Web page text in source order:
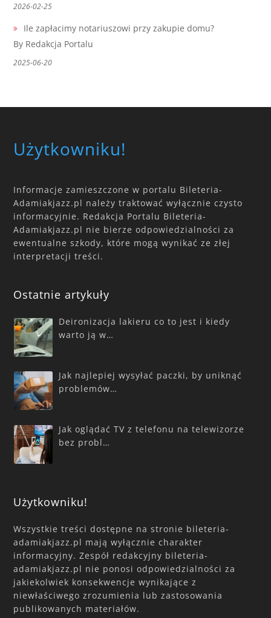
2026-02-25
Ile zapłacimy notariuszowi przy zakupie domu?
By Redakcja Portalu
2025-06-20
Użytkowniku!
Informacje zamieszczone w portalu Bileteria-
Adamiakjazz.pl należy traktować wyłącznie czysto
informacyjnie. Redakcja Portalu Bileteria-
Adamiakjazz.pl nie bierze odpowiedzialności za
ewentualne szkody, które mogą wynikać ze złej
interpretacji treści.
Ostatnie artykuły
Deironizacja lakieru co to jest i kiedy
warto ją w…
Jak najlepiej wysyłać paczki, by uniknąć
problemów…
Jak oglądać TV z telefonu na telewizorze
bez probl…
Użytkowniku!
Wszystkie treści dostępne na stronie bileteria-
adamiakjazz.pl mają wyłącznie charakter
informacyjny. Zespół redakcyjny bileteria-
adamiakjazz.pl nie ponosi odpowiedzialności za
jakiekolwiek konsekwencje wynikające z
niewłaściwego zrozumienia lub zastosowania
publikowanych materiałów.